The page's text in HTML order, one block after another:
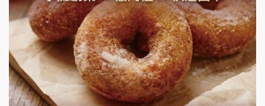
微風亭鐵板燒加盟說明會
漫步藍咖啡加盟說明會
明石章魚燒加盟說明會
出櫃加盟說明會